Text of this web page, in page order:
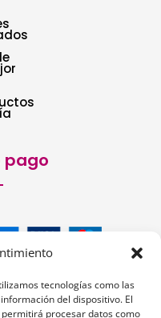
tecnologías como las
del dispositivo. El
procesar datos como
pago